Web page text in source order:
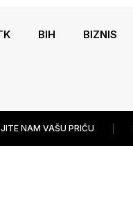
BIH BIZNIS
NAM VAŠU PRIČU